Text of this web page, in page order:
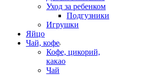
Уход за ребенком
Подгузники
Игрушки
Яйцо
Чай, кофе
Кофе, цикорий,
какао
Чай